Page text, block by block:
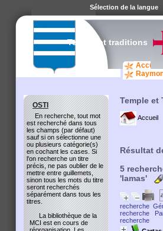
Temple et
Accueil
Accueil
Temple et traditions
Résultat
5
'lamas'
recherche
recherche
recherche
OSTI
En recherche, tout mot
est recherché dans tous
les champs (par défaut)
sauf si on sélectionne une
ou plusieurs catégorie(s)
en cochant les cases. Si
l'on recherche un titre
précis, ne pas oublier de le
mettre entre guillemets,
sinon tous les mots du titre
seront recherchés
séparément dans tous les
titres.
La bibliothèque de la
MCI est en cours de
Sélection de la langue